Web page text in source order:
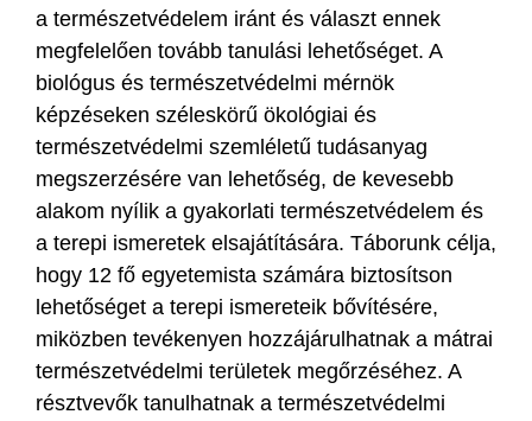
a természetvédelem iránt és választ ennek
megfelelően tovább tanulási lehetőséget. A
biológus és természetvédelmi mérnök
képzéseken széleskörű ökológiai és
természetvédelmi szemléletű tudásanyag
megszerzésére van lehetőség, de kevesebb
alakom nyílik a gyakorlati természetvédelem és
a terepi ismeretek elsajátítására. Táborunk célja,
hogy 12 fő egyetemista számára biztosítson
lehetőséget a terepi ismereteik bővítésére,
miközben tevékenyen hozzájárulhatnak a mátrai
természetvédelmi területek megőrzéséhez. A
résztvevők tanulhatnak a természetvédelmi